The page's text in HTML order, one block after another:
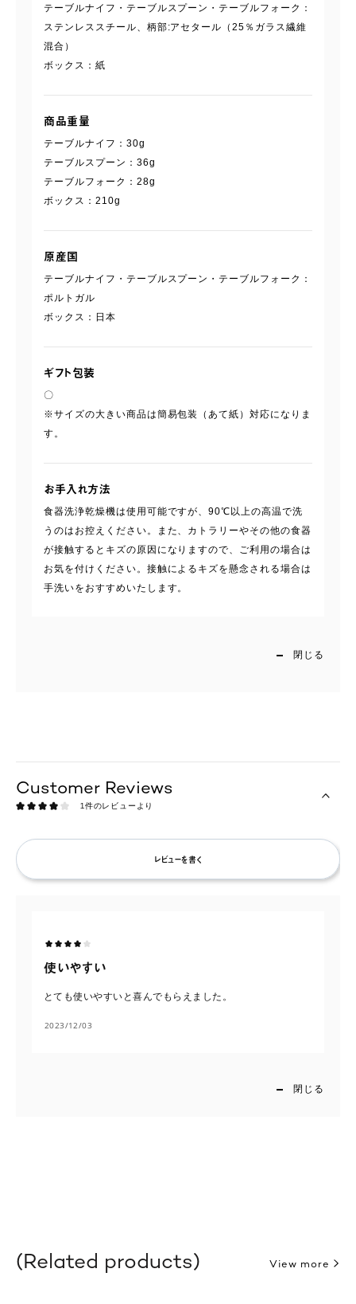
テーブルナイフ・テーブルスプーン・テーブルフォーク：
ステンレススチール、柄部:アセタール（25％ガラス繊維
混合）
ボックス：紙
商品重量
テーブルナイフ：30g
テーブルスプーン：36g
テーブルフォーク：28g
ボックス：210g
原産国
テーブルナイフ・テーブルスプーン・テーブルフォーク：
ポルトガル
ボックス：日本
ギフト包装
〇
※サイズの大きい商品は簡易包装（あて紙）対応になりま
す。
お手入れ方法
食器洗浄乾燥機は使用可能ですが、90℃以上の高温で洗
うのはお控えください。また、カトラリーやその他の食器
が接触するとキズの原因になりますので、ご利用の場合は
お気を付けください。接触によるキズを懸念される場合は
手洗いをおすすめいたします。
閉じる
1件のレビューより
レビューを書く
2023/12/03
使いやすい
とても使いやすいと喜んでもらえました。
閉じる
Related products View more